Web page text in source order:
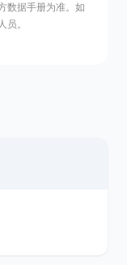
数据手册为准。如
。